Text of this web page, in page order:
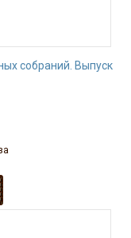
собраний. Выпуск